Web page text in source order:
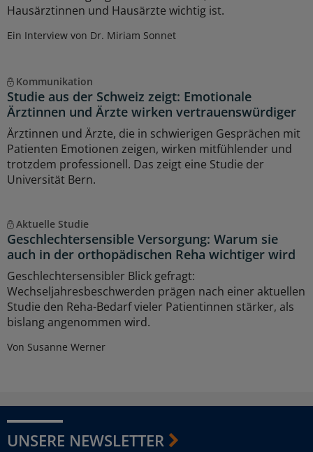
Hausärztinnen und Hausärzte wichtig ist.
Ein Interview von Dr. Miriam Sonnet
Kommunikation
Studie aus der Schweiz zeigt: Emotionale
Ärztinnen und Ärzte wirken vertrauenswürdiger
Ärztinnen und Ärzte, die in schwierigen Gesprächen mit
Patienten Emotionen zeigen, wirken mitfühlender und
trotzdem professionell. Das zeigt eine Studie der
Universität Bern.
Aktuelle Studie
Geschlechtersensible Versorgung: Warum sie
auch in der orthopädischen Reha wichtiger wird
Geschlechtersensibler Blick gefragt:
Wechseljahresbeschwerden prägen nach einer aktuellen
Studie den Reha-Bedarf vieler Patientinnen stärker, als
bislang angenommen wird.
Von Susanne Werner
UNSERE NEWSLETTER